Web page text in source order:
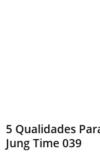
5 Qualidades
Jung Time 039